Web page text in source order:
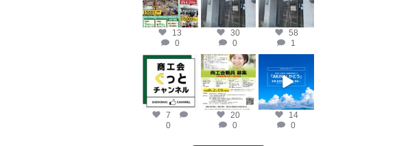
13
0
30
0
58
1
katosci
2月 19
7
0
katosci
2月 12
20
0
2月 2
14
0